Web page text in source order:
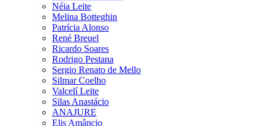
Néia Leite
Melina Botteghin
Patrícia Alonso
René Breuel
Ricardo Soares
Rodrigo Pestana
Sergio Renato de Mello
Silmar Coelho
Valcelí Leite
Silas Anastácio
ANAJURE
Elis Amâncio